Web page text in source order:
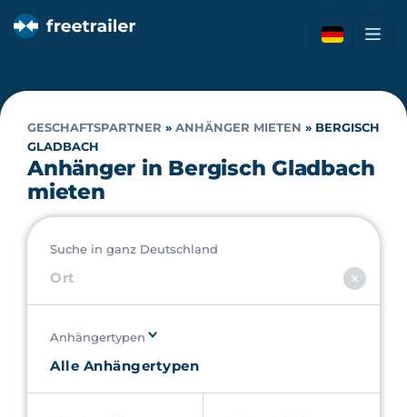
GESCHAFTSPARTNER » ANHÄNGER MIETEN » BERGISCH
GLADBACH
Anhänger in Bergisch Gladbach
mieten
Suche in ganz Deutschland
Anhängertypen